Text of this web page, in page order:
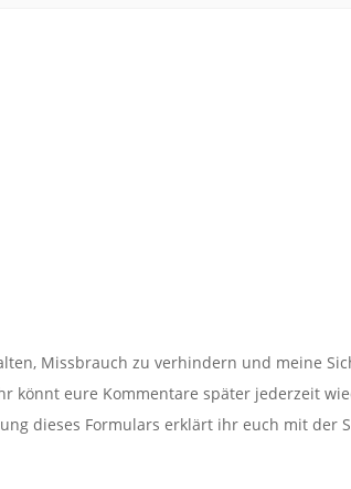
Missbrauch zu verhindern und meine
könnt eure Kommentare später jederzeit
dieses Formulars erklärt ihr euch mit der